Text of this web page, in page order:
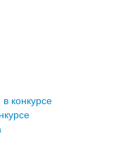
конкурсе